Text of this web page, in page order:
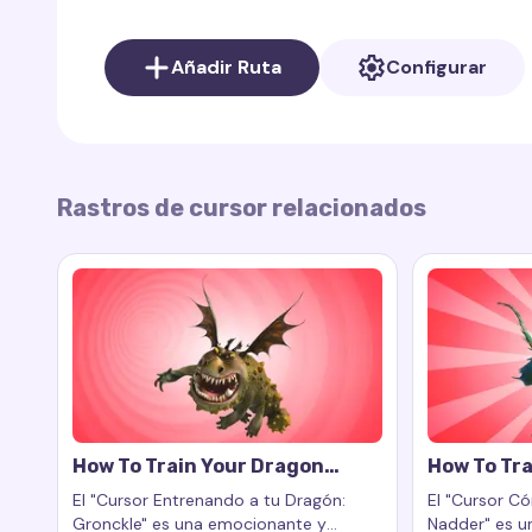
Tinky Winky simboliza la amistad y el apoyo
desean agregar un toque de amabilidad y
Este cursor es ideal para aquellos que aman el
Añadir Ruta Configurar
Rastros de cursor relacionados
How To Train Your Dragon
Gronckle Cursor Trail
El "Cursor Entrenando a tu Dragón:
Gronckle" es una emocionante y
How To
Nadder
El "Cursor
Nadder" es